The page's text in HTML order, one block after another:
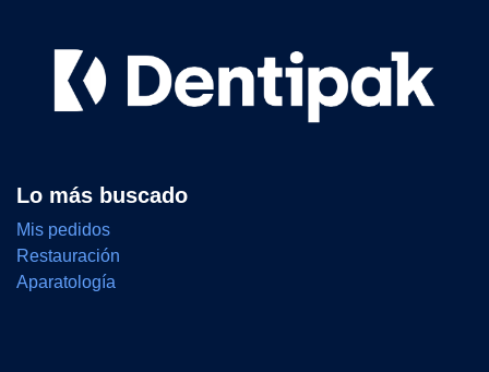
Lo más buscado
Mis pedidos
Restauración
Aparatología